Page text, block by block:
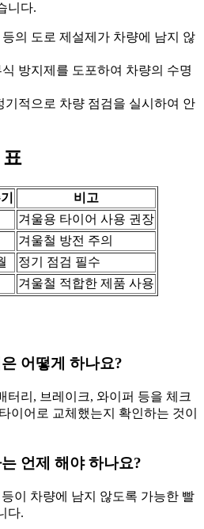
니다.
의 도로 제설제가 차량에 남지 않
방지제를 도포하여 차량의 수명
기적으로 차량 점검을 실시하여 안
비고
겨울용 타이어 사용 권장
겨울철 방전 주의
정기 점검 필수
겨울철 적합한 제품 사용
어떻게 하나요?
터리, 브레이크, 와이퍼 등을 체크
이어로 교체했는지 확인하는 것이
언제 해야 하나요?
이 차량에 남지 않도록 가능한 빨
다.